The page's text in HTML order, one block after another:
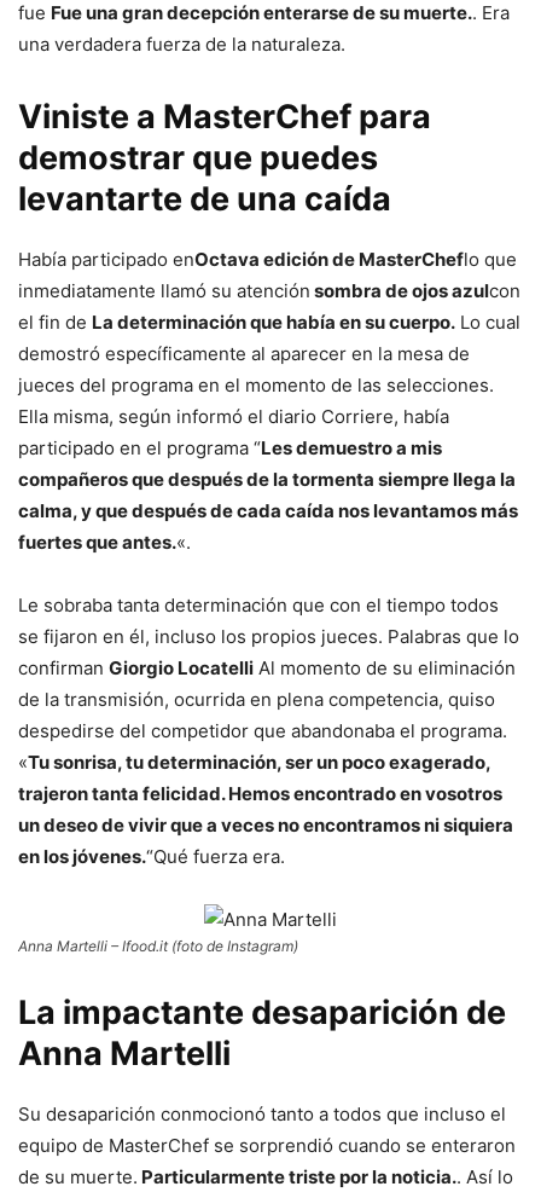
fue Fue una gran decepción enterarse de su muerte.. Era
una verdadera fuerza de la naturaleza.
Viniste a MasterChef para
demostrar que puedes
levantarte de una caída
Había participado enOctava edición de MasterCheflo que
inmediatamente llamó su atención sombra de ojos azulcon
el fin de La determinación que había en su cuerpo. Lo cual
demostró específicamente al aparecer en la mesa de
jueces del programa en el momento de las selecciones.
Ella misma, según informó el diario Corriere, había
participado en el programa “Les demuestro a mis
compañeros que después de la tormenta siempre llega la
calma, y ​​que después de cada caída nos levantamos más
fuertes que antes.«.
Le sobraba tanta determinación que con el tiempo todos
se fijaron en él, incluso los propios jueces. Palabras que lo
confirman Giorgio Locatelli Al momento de su eliminación
de la transmisión, ocurrida en plena competencia, quiso
despedirse del competidor que abandonaba el programa.
«Tu sonrisa, tu determinación, ser un poco exagerado,
trajeron tanta felicidad. Hemos encontrado en vosotros
un deseo de vivir que a veces no encontramos ni siquiera
en los jóvenes.“Qué fuerza era.
Anna Martelli – Ifood.it (foto de Instagram)
La impactante desaparición de
Anna Martelli
Su desaparición conmocionó tanto a todos que incluso el
equipo de MasterChef se sorprendió cuando se enteraron
de su muerte. Particularmente triste por la noticia.. Así lo